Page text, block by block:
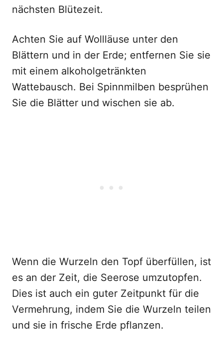
nächsten Blütezeit.
Achten Sie auf Wollläuse unter den
Blättern und in der Erde; entfernen Sie sie
mit einem alkoholgetränkten
Wattebausch. Bei Spinnmilben besprühen
Sie die Blätter und wischen sie ab.
Wenn die Wurzeln den Topf überfüllen, ist
es an der Zeit, die Seerose umzutopfen.
Dies ist auch ein guter Zeitpunkt für die
Vermehrung, indem Sie die Wurzeln teilen
und sie in frische Erde pflanzen.